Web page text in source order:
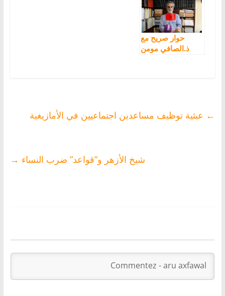
الأمازيغية والعيش
المشترك
حوار صريح مع
ذ.الصافي مومن
← عبثية توظيف مساعدين اجتماعيين في الأمازيغية
شيخ الأزهر و”قواعد” ضرب النساء →